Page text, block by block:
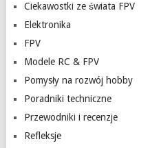
Ciekawostki ze świata FPV
Elektronika
FPV
Modele RC & FPV
Pomysły na rozwój hobby
Poradniki techniczne
Przewodniki i recenzje
Refleksje